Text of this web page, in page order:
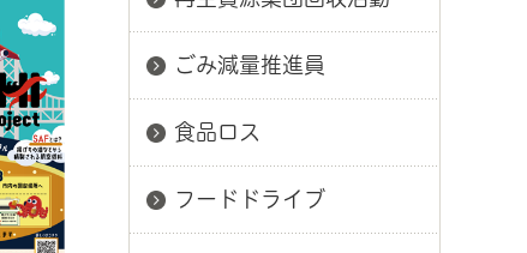
ごみ減量推進員
食品ロス
フードドライブ